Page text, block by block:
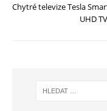
Chytré televize Tesla
UHD